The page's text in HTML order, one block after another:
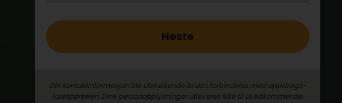
Neste
Din kontaktinformasjon blir utelukkende brukt i forbindelse med oppdrags­
forespørselen. Dine person­­opplysninger utleveres ikke til uvedkommende.